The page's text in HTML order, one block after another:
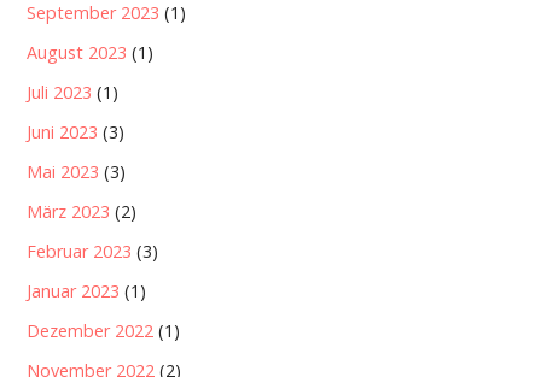
September 2023 (1)
August 2023 (1)
Juli 2023 (1)
Juni 2023 (3)
Mai 2023 (3)
März 2023 (2)
Februar 2023 (3)
Januar 2023 (1)
Dezember 2022 (1)
November 2022 (2)